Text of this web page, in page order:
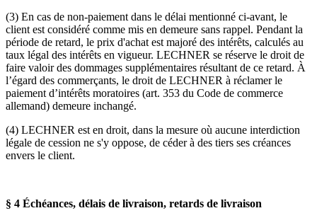
(3) En cas de non-paiement dans le délai mentionné ci-avant, le
client est considéré comme mis en demeure sans rappel. Pendant la
période de retard, le prix d'achat est majoré des intérêts, calculés au
taux légal des intérêts en vigueur. LECHNER se réserve le droit de
faire valoir des dommages supplémentaires résultant de ce retard. À
l’égard des commerçants, le droit de LECHNER à réclamer le
paiement d’intérêts moratoires (art. 353 du Code de commerce
allemand) demeure inchangé.
(4) LECHNER est en droit, dans la mesure où aucune interdiction
légale de cession ne s'y oppose, de céder à des tiers ses créances
envers le client.
§ 4 Échéances, délais de livraison, retards de livraison